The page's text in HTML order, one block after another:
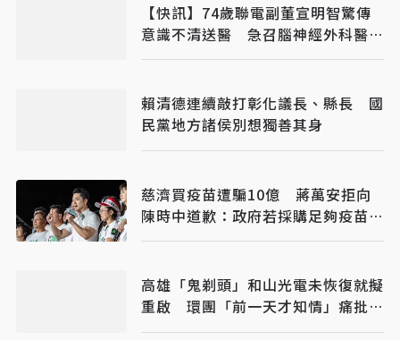
【快訊】74歲聯電副董宣明智驚傳
意識不清送醫 急召腦神經外科醫開
刀
賴清德連續敲打彰化議長、縣長 國
民黨地方諸侯別想獨善其身
慈濟買疫苗遭騙10億 蔣萬安拒向
陳時中道歉：政府若採購足夠疫苗不
需民間出力
高雄「鬼剃頭」和山光電未恢復就擬
重啟 環團「前一天才知情」痛批欺
上瞞下